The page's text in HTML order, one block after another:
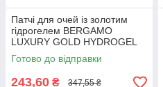
Патчі для очей із золотим
гідрогелем BERGAMO
LUXURY GOLD HYDROGEL
EYE PATCH (60PCS)
Готово до відправки
243,60 ₴ 347,55 ₴